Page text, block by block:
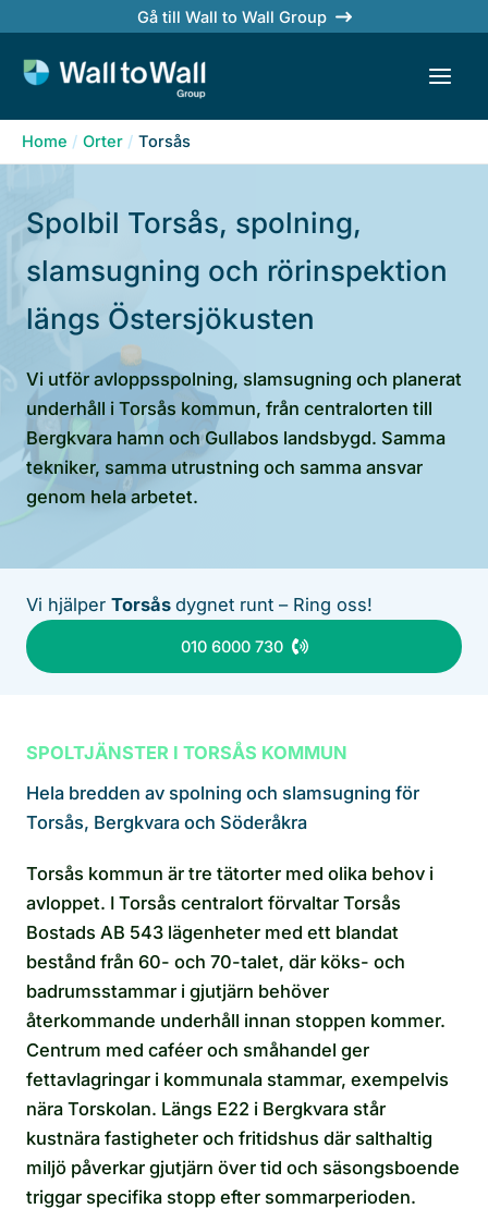
content
Gå till Wall to Wall Group
Home Orter Torsås
Spolbil Torsås, spolning,
slamsugning och rörinspektion
längs Östersjökusten
Vi utför avloppsspolning, slamsugning och planerat
underhåll i Torsås kommun, från centralorten till
Bergkvara hamn och Gullabos landsbygd. Samma
tekniker, samma utrustning och samma ansvar
genom hela arbetet.
Vi hjälper Torsås dygnet runt – Ring oss!
010 6000 730
SPOLTJÄNSTER I TORSÅS KOMMUN
Hela bredden av spolning och slamsugning för
Torsås, Bergkvara och Söderåkra
Torsås kommun är tre tätorter med olika behov i
avloppet. I Torsås centralort förvaltar Torsås
Bostads AB 543 lägenheter med ett blandat
bestånd från 60- och 70-talet, där köks- och
badrumsstammar i gjutjärn behöver
återkommande underhåll innan stoppen kommer.
Centrum med caféer och småhandel ger
fettavlagringar i kommunala stammar, exempelvis
nära Torskolan. Längs E22 i Bergkvara står
kustnära fastigheter och fritidshus där salthaltig
miljö påverkar gjutjärn över tid och säsongsboende
triggar specifika stopp efter sommarperioden.